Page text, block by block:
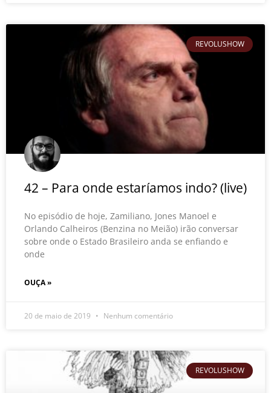
REVOLUSHOW
42 – Para onde estaríamos indo? (live)
No episódio de hoje, Zamiliano, Jones Manoel e
Orlando Calheiros (Benzina no Meião) irão conversar
sobre onde o Estado Brasileiro anda se enfiando e
onde
OUÇA »
20 de maio de 2019 Nenhum comentário
REVOLUSHOW